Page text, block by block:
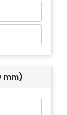
mm)